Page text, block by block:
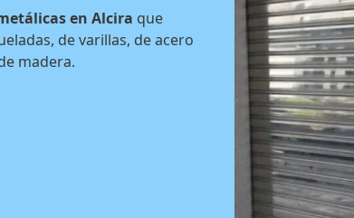
en Alcira que
de varillas, de acero
madera.